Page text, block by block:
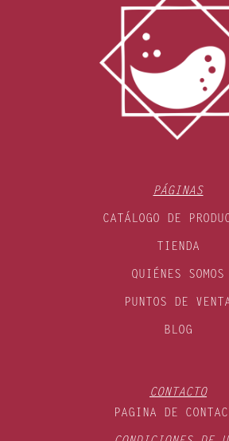
PÁGINAS
CATÁLOGO DE
TIENDA
QUIÉNES SOMOS
PUNTOS DE
BLOG
CONTACTO
PAGINA DE